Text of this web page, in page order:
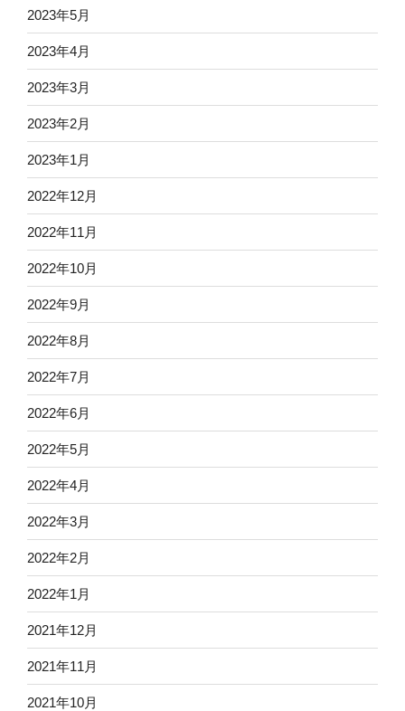
2023年5月
2023年4月
2023年3月
2023年2月
2023年1月
2022年12月
2022年11月
2022年10月
2022年9月
2022年8月
2022年7月
2022年6月
2022年5月
2022年4月
2022年3月
2022年2月
2022年1月
2021年12月
2021年11月
2021年10月